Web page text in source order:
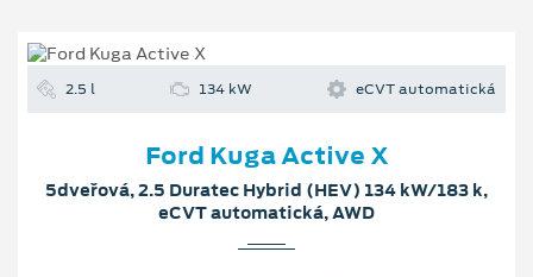
2.5 l 134 kW eCVT automatická
Ford Kuga Active X
5dveřová, 2.5 Duratec Hybrid (HEV) 134 kW/183 k,
eCVT automatická, AWD